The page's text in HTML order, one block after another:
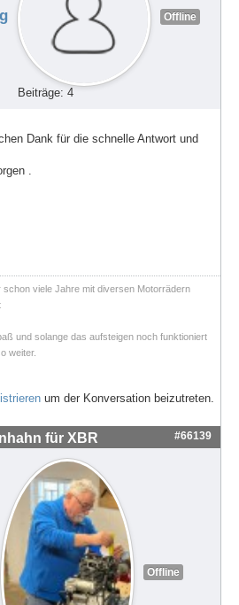
Offline
Beiträge: 4
Dank für die schnelle Antwort und
.
viele Jahre mit diversen Motorrädern
und solange das aufsteigen noch funktioniert
weiter.
um der Konversation beizutreten.
für XBR #66139
Offline